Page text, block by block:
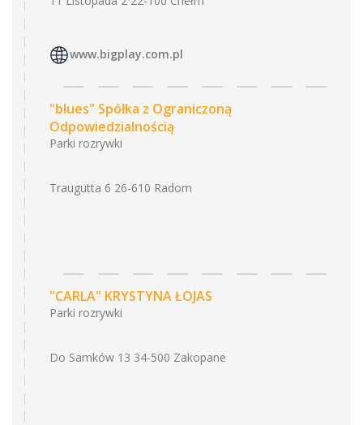
www.bigplay.com.pl
"blues" Spółka z Ograniczoną
Odpowiedzialnością
Parki rozrywki
Traugutta 6 26-610 Radom
"CARLA" KRYSTYNA ŁOJAS
Parki rozrywki
Do Samków 13 34-500 Zakopane